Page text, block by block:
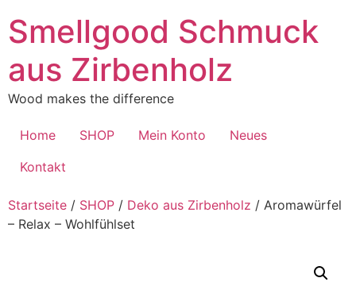
Inhalt
springen
Smellgood Schmuck
aus Zirbenholz
Wood makes the difference
Home SHOP Mein Konto
Neues
Kontakt
Startseite / SHOP / Deko aus Zirbenholz / Aromawürfel
– Relax – Wohlfühlset